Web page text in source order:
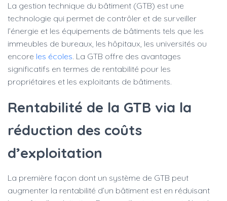
La gestion technique du bâtiment (GTB) est une
technologie qui permet de contrôler et de surveiller
l’énergie et les équipements de bâtiments tels que les
immeubles de bureaux, les hôpitaux, les universités ou
encore les écoles. La GTB offre des avantages
significatifs en termes de rentabilité pour les
propriétaires et les exploitants de bâtiments.
Rentabilité de la GTB via la
réduction des coûts
d’exploitation
La première façon dont un système de GTB peut
augmenter la rentabilité d’un bâtiment est en réduisant